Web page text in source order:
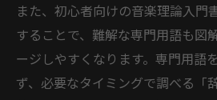
また、初心者向けの音楽理論入門
することで、難解な専門用語も図
ージしやすくなります。専門用語
ず、必要なタイミングで調べる「